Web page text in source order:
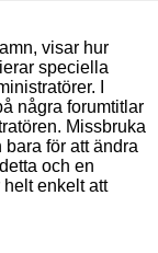
visar hur
speciella
I
några forumtitlar
Missbruka
för att ändra
och en
enkelt att